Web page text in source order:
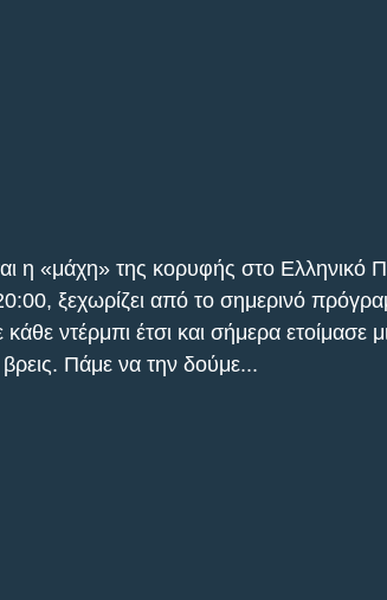
η «μάχη» της κορυφής στο Ελληνικό
ξεχωρίζει από το σημερινό
ντέρμπι έτσι και σήμερα ετοίμασε
Πάμε να την δούμε...